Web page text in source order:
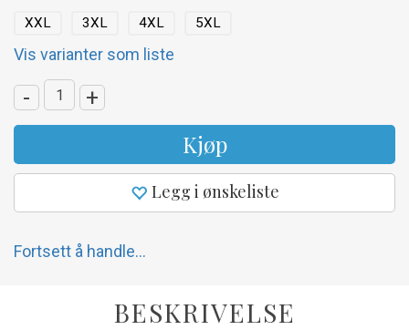
XXL 3XL 4XL 5XL
Vis varianter som liste
- +
Kjøp
Legg i ønskeliste
Fortsett å handle...
BESKRIVELSE